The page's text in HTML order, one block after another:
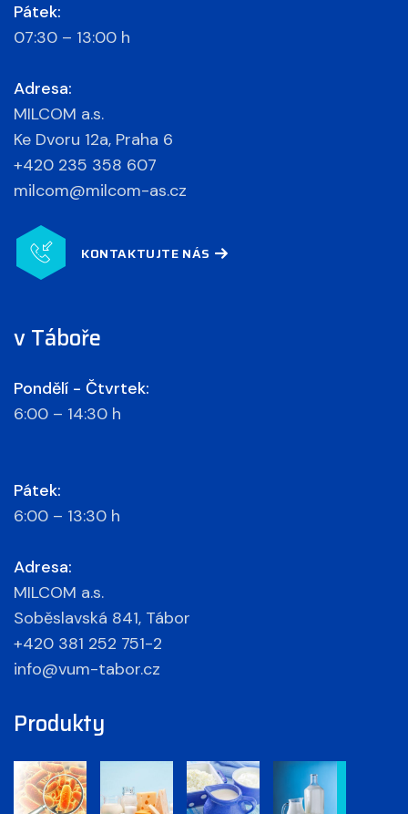
Pátek:
07:30 – 13:00 h
Adresa:
MILCOM a.s.
Ke Dvoru 12a, Praha 6
+420 235 358 607
milcom@milcom-as.cz
KONTAKTUJTE NÁS
v Táboře
Pondělí - Čtvrtek:
6:00 – 14:30 h
Pátek:
6:00 – 13:30 h
Adresa:
MILCOM a.s.
Soběslavská 841, Tábor
+420 381 252 751-2
info@vum-tabor.cz
Produkty